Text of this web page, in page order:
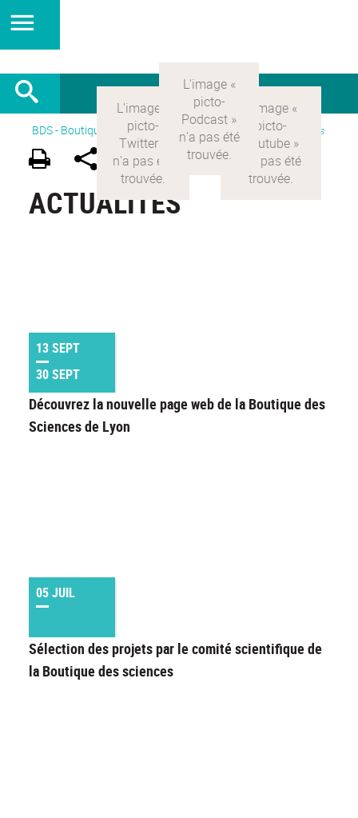
BDS - Boutique des sciences Version Française>Actualités
ACTUALITÉS
13 SEPT
30 SEPT
Découvrez la nouvelle page web de la Boutique des
Sciences de Lyon
05 JUIL
Sélection des projets par le comité scientifique de
la Boutique des sciences